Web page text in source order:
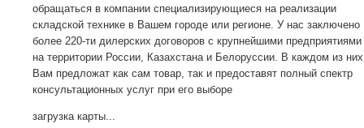
обращаться в компании специализирующиеся на реализации
складской технике в Вашем городе или регионе. У нас заключено
более 220-ти дилерских договоров с крупнейшими предприятиями
на территории России, Казахстана и Белоруссии. В каждом из них
Вам предложат как сам товар, так и предоставят полный спектр
консультационных услуг при его выборе
загрузка карты...